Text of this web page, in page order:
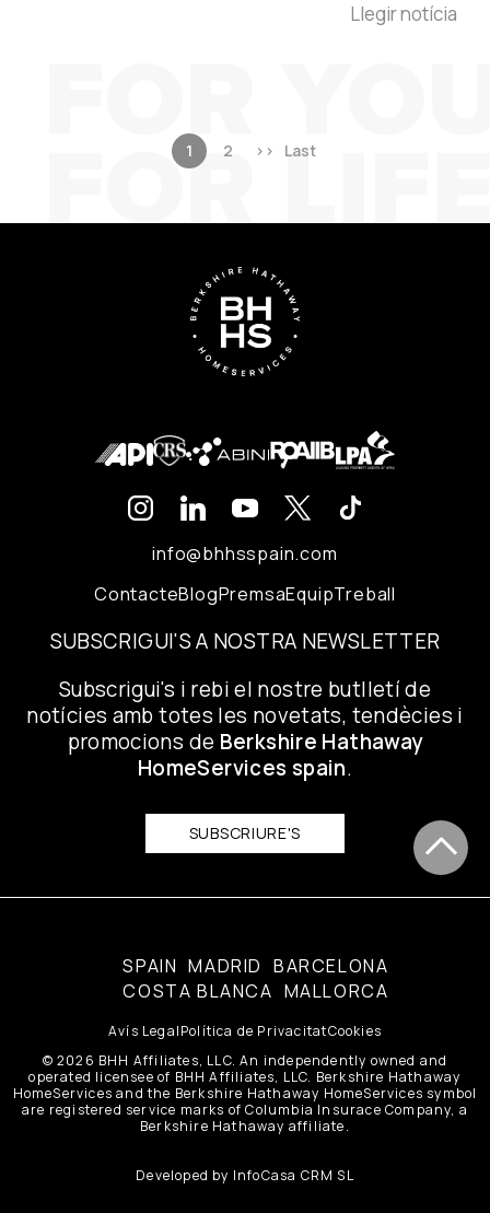
Llegir notícia
1 2 >> Last
info@bhhsspain.com
ContacteBlogPremsaEquipTreball
SUBSCRIGUI'S A NOSTRA NEWSLETTER
Subscrigui's i rebi el nostre butlletí de
notícies amb totes les novetats, tendècies i
promocions de Berkshire Hathaway
HomeServices spain.
SUBSCRIURE'S
SPAIN MADRID BARCELONA
COSTA BLANCA MALLORCA
Avís LegalPolítica de PrivacitatCookies
© 2026 BHH Affiliates, LLC. An independently owned and
operated licensee of BHH Affiliates, LLC. Berkshire Hathaway
HomeServices and the Berkshire Hathaway HomeServices symbol
are registered service marks of Columbia Insurace Company, a
Berkshire Hathaway affiliate.
Developed by InfoCasa CRM SL